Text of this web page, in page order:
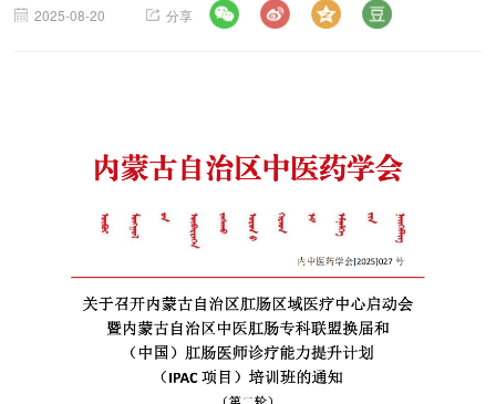
2025-08-20 分享